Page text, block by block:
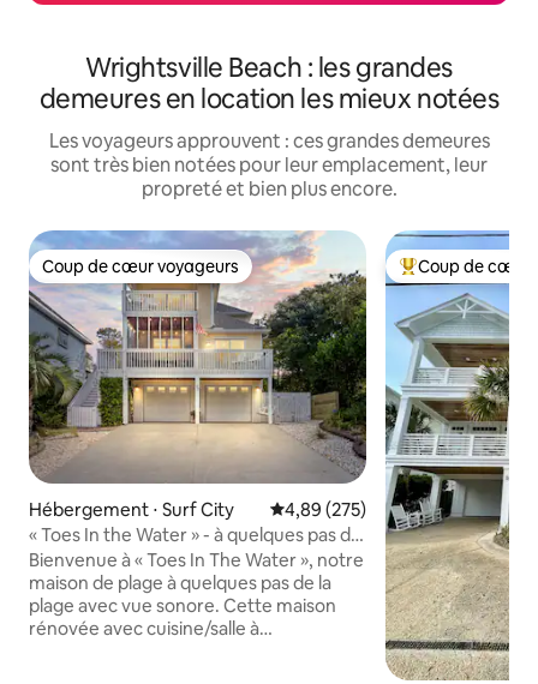
Wrightsville Beach : les grandes
demeures en location les mieux notées
Les voyageurs approuvent : ces grandes demeures
sont très bien notées pour leur emplacement, leur
propreté et bien plus encore.
Coup de cœur voyageurs
Coup de cœur voyageurs
Hébergement ⋅ Surf City Évaluation moyenne sur la
4,89 (275)
« Toes In the Water » - à quelques pas de
la plage avec jacuzzi !
Bienvenue à « Toes In The Water », notre
maison de plage à quelques pas de la
plage avec vue sonore. Cette maison
rénovée avec cuisine/salle à
Coups de cœur
Coup de cœur